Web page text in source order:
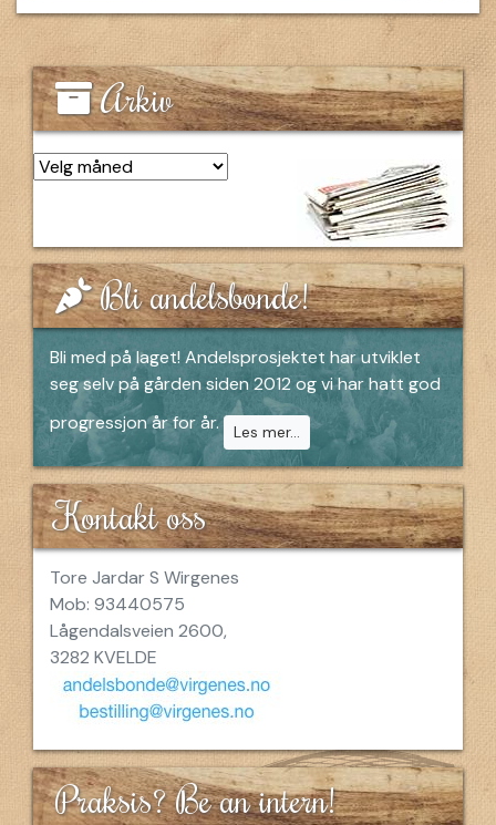
Arkiv
Bli andelsbonde!
Bli med på laget! Andelsprosjektet har utviklet
seg selv på gården siden 2012 og vi har hatt god
progressjon år for år.
Les mer...
Kontakt oss
Tore Jardar S Wirgenes
Mob: 93440575
Lågendalsveien 2600,
3282 KVELDE
Praksis? Be an intern!